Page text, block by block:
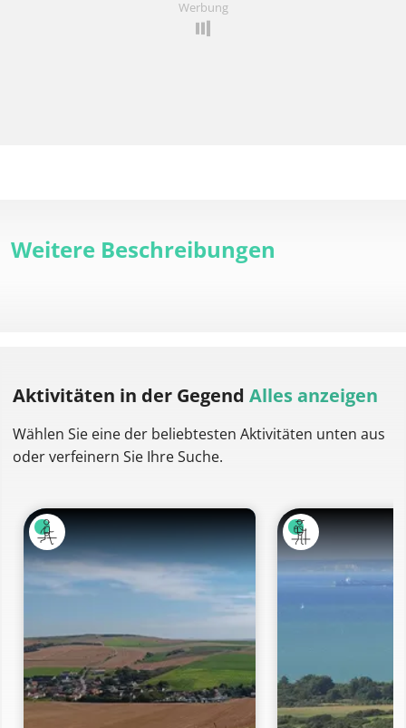
Werbung
Weitere Beschreibungen
Aktivitäten in der Gegend Alles anzeigen
Wählen Sie eine der beliebtesten Aktivitäten unten aus
oder verfeinern Sie Ihre Suche.